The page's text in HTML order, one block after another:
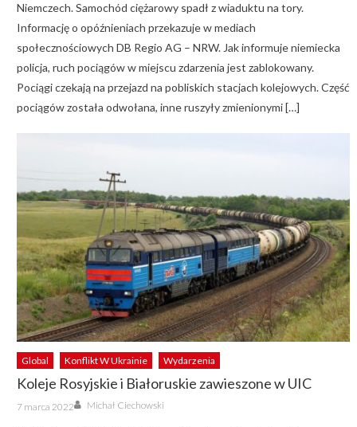
Niemczech. Samochód ciężarowy spadł z wiaduktu na tory.
Informację o opóźnieniach przekazuje w mediach
społecznościowych DB Regio AG – NRW. Jak informuje niemiecka
policja, ruch pociągów w miejscu zdarzenia jest zablokowany.
Pociągi czekają na przejazd na pobliskich stacjach kolejowych. Część
pociągów została odwołana, inne ruszyły zmienionymi […]
Global Konflikt W Ukrainie Wydarzenia
Koleje Rosyjskie i Białoruskie zawieszone w UIC
Posted
on
7 marca 2022 Author
Michał Ciechowski